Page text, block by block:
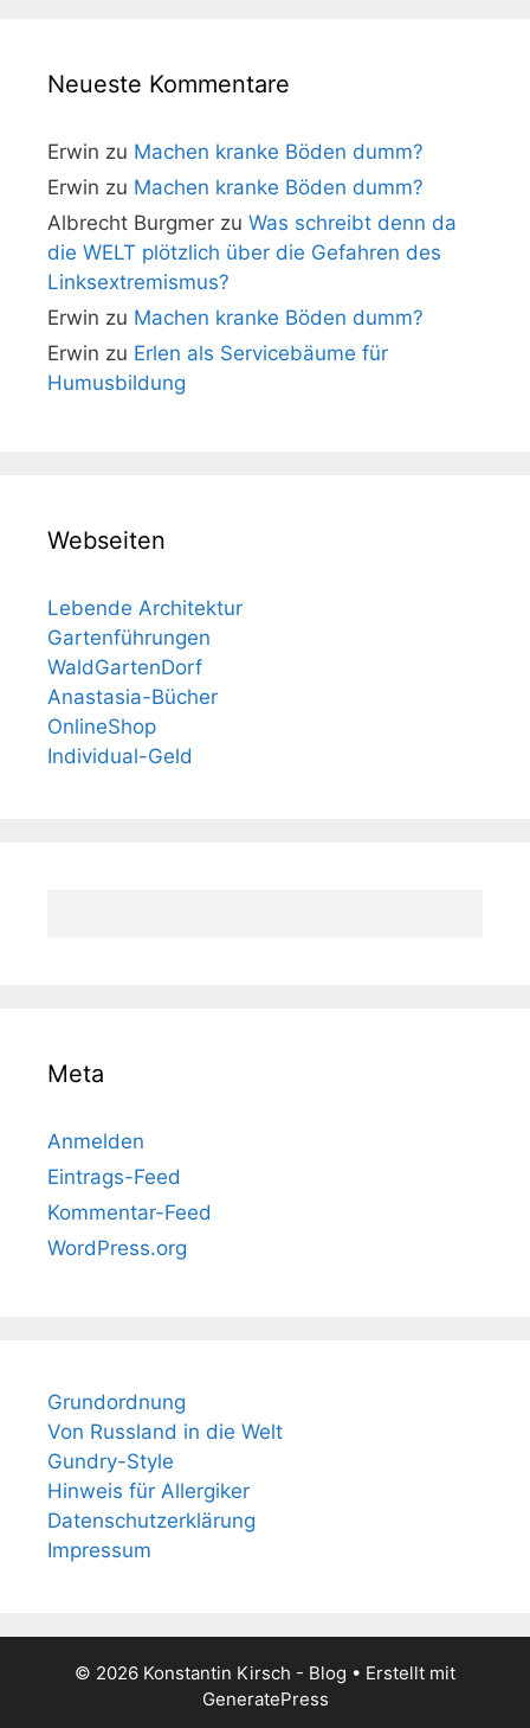
Neueste Kommentare
Erwin zu Machen kranke Böden dumm?
Erwin zu Machen kranke Böden dumm?
Albrecht Burgmer zu Was schreibt denn da
die WELT plötzlich über die Gefahren des
Linksextremismus?
Erwin zu Machen kranke Böden dumm?
Erwin zu Erlen als Servicebäume für
Humusbildung
Webseiten
Lebende Architektur
Gartenführungen
WaldGartenDorf
Anastasia-Bücher
OnlineShop
Individual-Geld
Meta
Anmelden
Eintrags-Feed
Kommentar-Feed
WordPress.org
Grundordnung
Von Russland in die Welt
Gundry-Style
Hinweis für Allergiker
Datenschutzerklärung
Impressum
© 2026 Konstantin Kirsch - Blog • Erstellt mit
GeneratePress